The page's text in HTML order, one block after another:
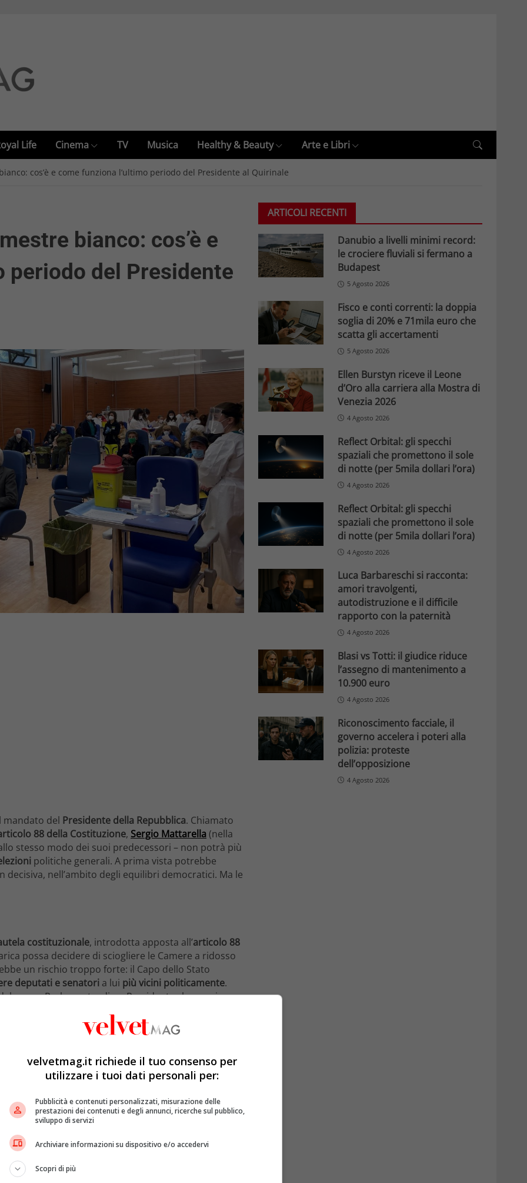
Life Cinema TV Musica Healthy & Beauty Arte e Libri
cos’è e come funziona l’ultimo periodo del Presidente al Quirinale
bianco: cos’è e
periodo del Presidente
mandato del Presidente della Repubblica. Chiamato
88 della Costituzione, Sergio Mattarella(nella
stesso modo dei suoi predecessori – non potrà più
politiche generali. A prima vista potrebbe
nell’ambito degli equilibri democratici. Ma le
costituzionale, introdotta apposta all’articolo 88
possa decidere di sciogliere le Camere a ridosso
un rischio troppo forte: il Capo dello Stato
deputati e senatori a lui più vicini politicamente.
nuovo Parlamento, di un Presidente che esprima
la propria
la Costituzione tra il 1946 e il 1948, venivano da
della Costituzione della Repubblica, compreso
icosti. Tornando agli ultimi 6 mesi dell’incarico
politici
incrociatipossano moltiplicarsi. Fino a portare
su base parlamentare e tramite un cambio di
ARTICOLI RECENTI
Danubio a livelli minimi record:
le crociere fluviali si fermano a
Budapest
5 Agosto 2026
Fisco e conti correnti: la doppia
soglia di 20% e 71mila euro che
scatta gli accertamenti
5 Agosto 2026
Ellen Burstyn riceve il Leone
d’Oro alla carriera alla Mostra di
Venezia 2026
4 Agosto 2026
Reflect Orbital: gli specchi
spaziali che promettono il sole
di notte (per 5mila dollari l’ora)
4 Agosto 2026
Reflect Orbital: gli specchi
spaziali che promettono il sole
di notte (per 5mila dollari l’ora)
4 Agosto 2026
Luca Barbareschi si racconta:
amori travolgenti,
autodistruzione e il difficile
rapporto con la paternità
4 Agosto 2026
Blasi vs Totti: il giudice riduce
l’assegno di mantenimento a
10.900 euro
4 Agosto 2026
Riconoscimento facciale, il
governo accelera i poteri alla
polizia: proteste
dell’opposizione
4 Agosto 2026
velvetmag.it richiede il tuo consenso per
utilizzare i tuoi dati personali per:
Pubblicità e contenuti personalizzati, misurazione delle
prestazioni dei contenuti e degli annunci, ricerche sul pubblico,
sviluppo di servizi
Archiviare informazioni su dispositivo e/o accedervi
Scopri di più